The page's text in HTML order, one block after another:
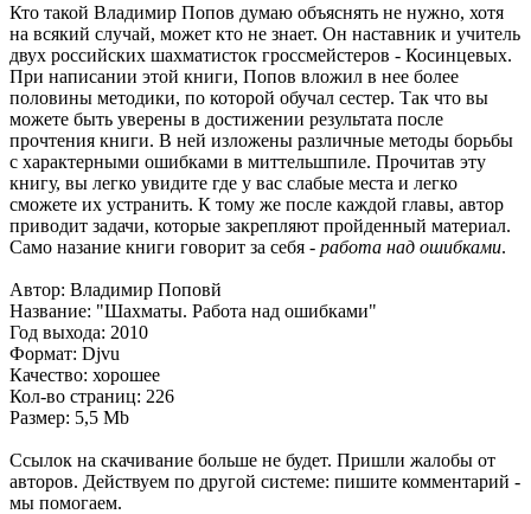
Кто такой Владимир Попов думаю объяснять не нужно, хотя
на всякий случай, может кто не знает. Он наставник и учитель
двух российских шахматисток гроссмейстеров - Косинцевых.
При написании этой книги, Попов вложил в нее более
половины методики, по которой обучал сестер. Так что вы
можете быть уверены в достижении результата после
прочтения книги. В ней изложены различные методы борьбы
с характерными ошибками в миттельшпиле. Прочитав эту
книгу, вы легко увидите где у вас слабые места и легко
сможете их устранить. К тому же после каждой главы, автор
приводит задачи, которые закрепляют пройденный материал.
Само назание книги говорит за себя - работа над ошибками.
Автор: Владимир Поповй
Название: "Шахматы. Работа над ошибками"
Год выхода: 2010
Формат: Djvu
Качество: хорошее
Кол-во страниц: 226
Размер: 5,5 Mb
Ссылок на скачивание больше не будет. Пришли жалобы от
авторов. Действуем по другой системе: пишите комментарий -
мы помогаем.